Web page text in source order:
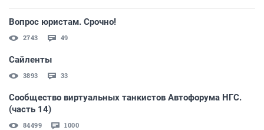
Вопрос юристам. Срочно!
2743 49
Сайленты
3893 33
Сообщество виртуальных танкистов Автофорума НГС.
(часть 14)
84499 1000